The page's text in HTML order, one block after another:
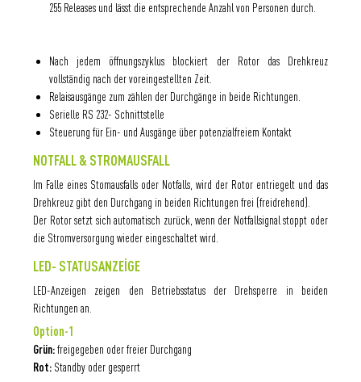
255 Releases und lässt die entsprechende Anzahl von Personen durch.
Nach jedem öffnungszyklus blockiert der Rotor das Drehkreuz
vollständig nach der voreingestellten Zeit.
Relaisausgänge zum zählen der Durchgänge in beide Richtungen.
Serielle RS 232- Schnittstelle
Steuerung für Ein- und Ausgänge über potenzialfreiem Kontakt
NOTFALL & STROMAUSFALL
Im Falle eines Stomausfalls oder Notfalls, wird der Rotor entriegelt und das
Drehkreuz gibt den Durchgang in beiden Richtungen frei (freidrehend).
Der Rotor setzt sich automatisch zurück, wenn der Notfallsignal stoppt oder
die Stromversorgung wieder eingeschaltet wird.
LED- STATUSANZEİGE
LED-Anzeigen zeigen den Betriebsstatus der Drehsperre in beiden
Richtungen an.
Option-1
Grün:freigegeben oder freier Durchgang
Rot: Standby oder gesperrt